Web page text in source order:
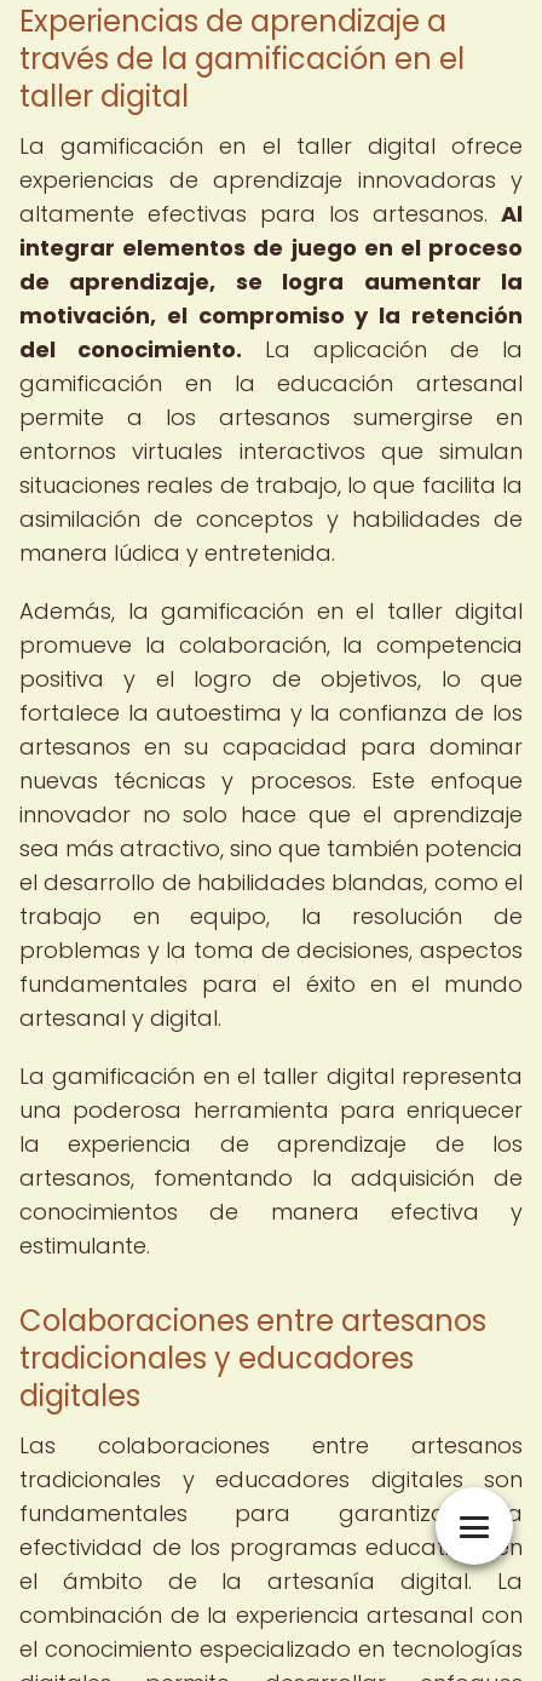
Experiencias de aprendizaje a
través de la gamificación en el
taller digital
La gamificación en el taller digital ofrece
experiencias de aprendizaje innovadoras y
altamente efectivas para los artesanos. Al
integrar elementos de juego en el proceso
de aprendizaje, se logra aumentar la
motivación, el compromiso y la retención
del conocimiento. La aplicación de la
gamificación en la educación artesanal
permite a los artesanos sumergirse en
entornos virtuales interactivos que simulan
situaciones reales de trabajo, lo que facilita la
asimilación de conceptos y habilidades de
manera lúdica y entretenida.
Además, la gamificación en el taller digital
promueve la colaboración, la competencia
positiva y el logro de objetivos, lo que
fortalece la autoestima y la confianza de los
artesanos en su capacidad para dominar
nuevas técnicas y procesos. Este enfoque
innovador no solo hace que el aprendizaje
sea más atractivo, sino que también potencia
el desarrollo de habilidades blandas, como el
trabajo en equipo, la resolución de
problemas y la toma de decisiones, aspectos
fundamentales para el éxito en el mundo
artesanal y digital.
La gamificación en el taller digital representa
una poderosa herramienta para enriquecer
la experiencia de aprendizaje de los
artesanos, fomentando la adquisición de
conocimientos de manera efectiva y
estimulante.
Colaboraciones entre artesanos
tradicionales y educadores
digitales
Las colaboraciones entre artesanos
tradicionales y educadores digitales son
fundamentales para garantizar la
efectividad de los programas educativos en
el ámbito de la artesanía digital. La
combinación de la experiencia artesanal con
el conocimiento especializado en tecnologías